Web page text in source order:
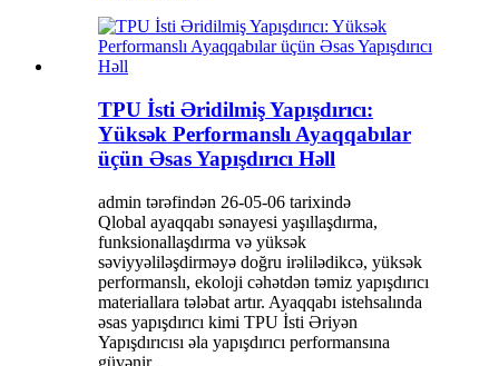
TPU İsti Əridilmiş Yapışdırıcı:
Yüksək Performanslı Ayaqqabılar
üçün Əsas Yapışdırıcı Həll
admin tərəfindən 26-05-06 tarixində
Qlobal ayaqqabı sənayesi yaşıllaşdırma,
funksionallaşdırma və yüksək
səviyyəliləşdirməyə doğru irəlilədikcə, yüksək
performanslı, ekoloji cəhətdən təmiz yapışdırıcı
materiallara tələbat artır. Ayaqqabı istehsalında
əsas yapışdırıcı kimi TPU İsti Əriyən
Yapışdırıcısı əla yapışdırıcı performansına
güvənir...